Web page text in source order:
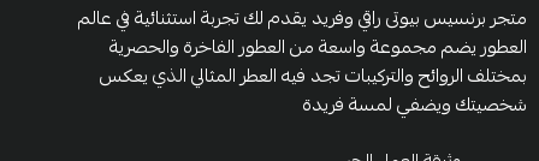
متجر برنسيس بيوتى راقي وفريد يقدم لك تجربة استثنائية في عالم
العطور يضم مجموعة واسعة من العطور الفاخرة والحصرية
بمختلف الروائح والتركيبات تجد فيه العطر المثالي الذي يعكس
شخصيتك ويضفي لمسة فريدة